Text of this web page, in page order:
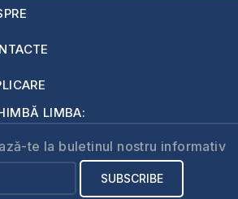
LIMBA:
te la buletinul nostru informativ